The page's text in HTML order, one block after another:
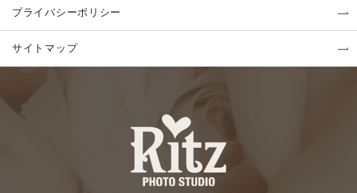
プライバシーポリシー
サイトマップ